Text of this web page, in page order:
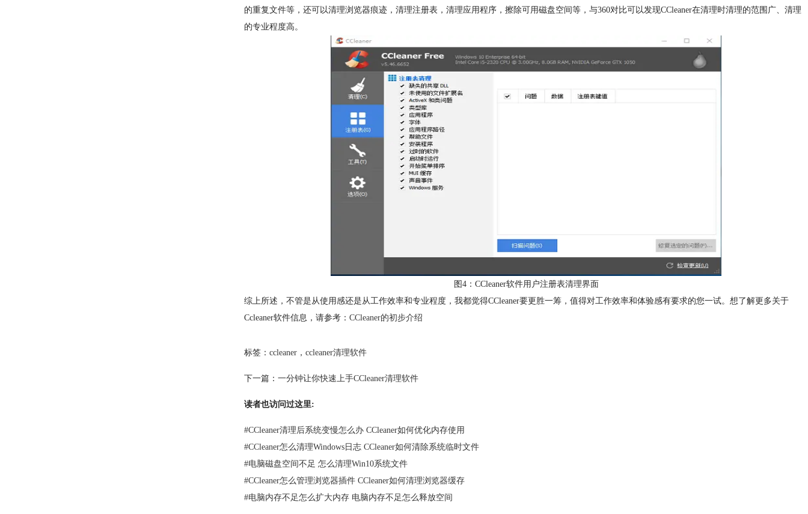
的重复文件等，还可以清理浏览器痕迹，清理注册表，清理应用程序，擦除可用磁盘空间等，与360对比可以发现CCleaner在清理时清理的范围广、清理
的专业程度高。
图4：CCleaner软件用户注册表清理界面
综上所述，不管是从使用感还是从工作效率和专业程度，我都觉得CCleaner要更胜一筹，值得对工作效率和体验感有要求的您一试。想了解更多关于
Ccleaner软件信息，请参考： CCleaner的初步介绍
标签： ccleaner ， ccleaner清理软件
下一篇： 一分钟让你快速上手CCleaner清理软件
读者也访问过这里:
#CCleaner清理后系统变慢怎么办 CCleaner如何优化内存使用
#CCleaner怎么清理Windows日志 CCleaner如何清除系统临时文件
#电脑磁盘空间不足 怎么清理Win10系统文件
#CCleaner怎么管理浏览器插件 CCleaner如何清理浏览器缓存
#电脑内存不足怎么扩大内存 电脑内存不足怎么释放空间